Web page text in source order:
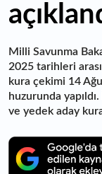
Milli Savunma
2025 tarihleri
kura çekimi 14
huzurunda
ve yedek aday